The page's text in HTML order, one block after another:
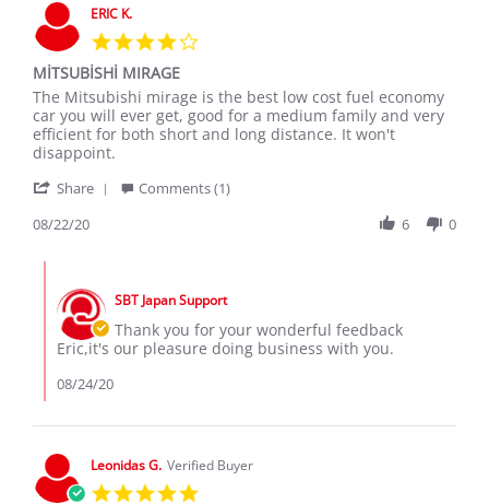
Nov
2020
ERIC K.
MİTSUBİSHİ MIRAGE
Review
by
ERIC
K.
22
2020
review
stating
MİTSUBİSHİ
MIRAGE
The Mitsubishi mirage is the best low cost fuel economy
car you will ever get, good for a medium family and very
efficient for both short and long distance. It won't
disappoint.
Share
on
Aug
2020
Comments (1)
08/22/20
6 0
Store
Owner
on
Review
by
ERIC
22
Aug
2020
SBT Japan Support
Thank you for your wonderful feedback
Eric,it's our pleasure doing business with you.
08/24/20
Leonidas G. Verified Buyer